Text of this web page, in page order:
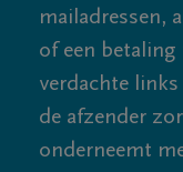
mailadressen,
of een
verdachte
de afzender
onderneemt